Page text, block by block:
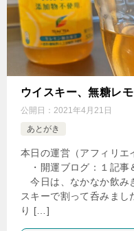
ウイスキー、無糖レ
公開日： 2021年4月21日
あとがき
本日の運営（アフィリエ
・開運ブログ：１記事
今日は、なかなか飲み
スキーで割って呑みまし
り […]